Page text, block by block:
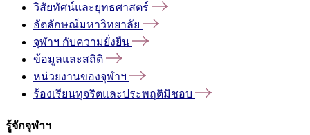
วิสัยทัศน์และยุทธศาสตร์
อัตลักษณ์มหาวิทยาลัย
จุฬาฯ กับความยั่งยืน
ข้อมูลและสถิติ
หน่วยงานของจุฬาฯ
ร้องเรียนทุจริตและประพฤติมิชอบ
รู้จักจุฬาฯ